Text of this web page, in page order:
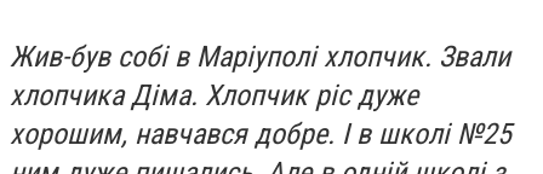
Жив-був собі в Маріуполі хлопчик. Звали
хлопчика Діма. Хлопчик ріс дуже
хорошим, навчався добре. І в школі №25